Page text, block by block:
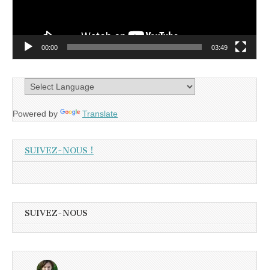
00:00 03:49
Powered by Translate
SUIVEZ-NOUS !
SUIVEZ-NOUS